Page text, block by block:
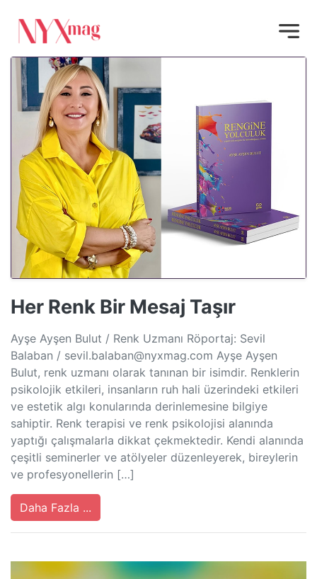
Her Renk Bir Mesaj Taşır
Ayşe Ayşen Bulut / Renk Uzmanı Röportaj: Sevil
Balaban / sevil.balaban@nyxmag.com Ayşe Ayşen
Bulut, renk uzmanı olarak tanınan bir isimdir. Renklerin
psikolojik etkileri, insanların ruh hali üzerindeki etkileri
ve estetik algı konularında derinlemesine bilgiye
sahiptir. Renk terapisi ve renk psikolojisi alanında
yaptığı çalışmalarla dikkat çekmektedir. Kendi alanında
çeşitli seminerler ve atölyeler düzenleyerek, bireylerin
ve profesyonellerin […]
Daha Fazla ...